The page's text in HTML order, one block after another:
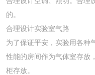
的。
合理设计实验室气路
为了保证平安，实验用各种
性能的房间作为气体室存放
柜存放。